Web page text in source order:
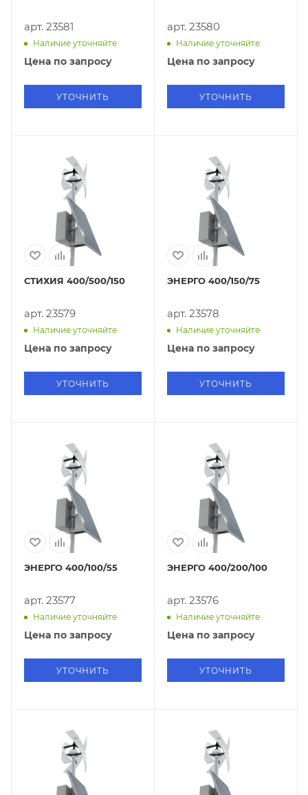
арт. 23581
Наличие уточняйте
Цена по запросу
УТОЧНИТЬ
арт. 23580
Наличие уточняйте
Цена по запросу
УТОЧНИТЬ
СТИХИЯ 400/500/150
арт. 23579
Наличие уточняйте
Цена по запросу
УТОЧНИТЬ
ЭНЕРГО 400/150/75
арт. 23578
Наличие уточняйте
Цена по запросу
УТОЧНИТЬ
ЭНЕРГО 400/100/55
арт. 23577
Наличие уточняйте
Цена по запросу
УТОЧНИТЬ
ЭНЕРГО 400/200/100
арт. 23576
Наличие уточняйте
Цена по запросу
УТОЧНИТЬ